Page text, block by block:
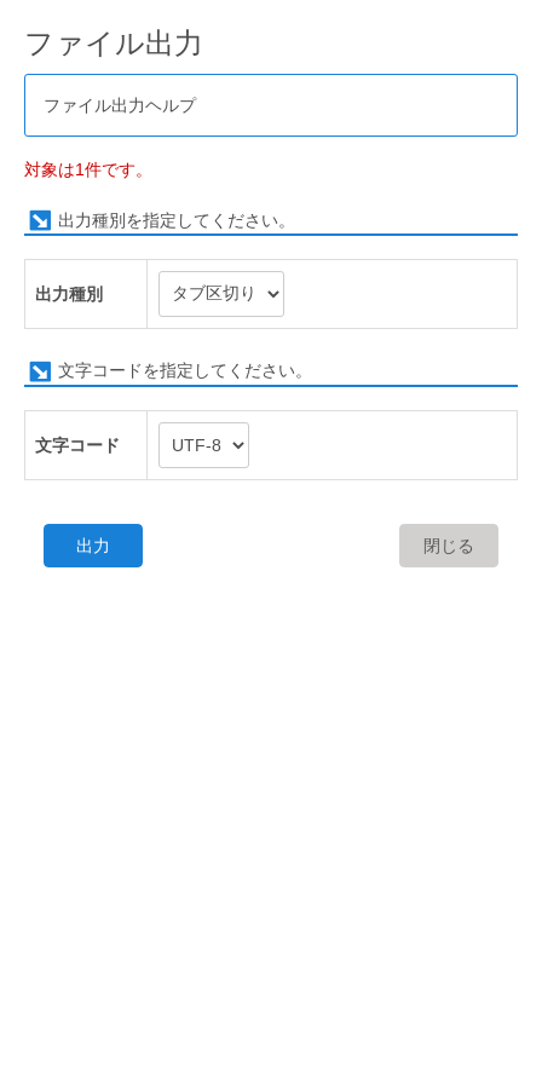
ファイル出力
ファイル出力ヘルプ
対象は1件です。
出力種別を指定してください。
出力種別
文字コードを指定してください。
文字コード